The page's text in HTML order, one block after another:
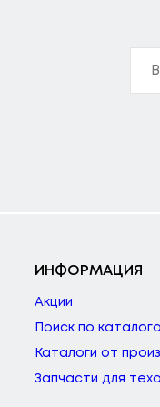
ИНФОРМАЦИЯ
Акции
Поиск по
Каталоги от
Запчасти для